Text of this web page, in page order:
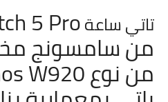
تاتي ساعة
من سامسونج